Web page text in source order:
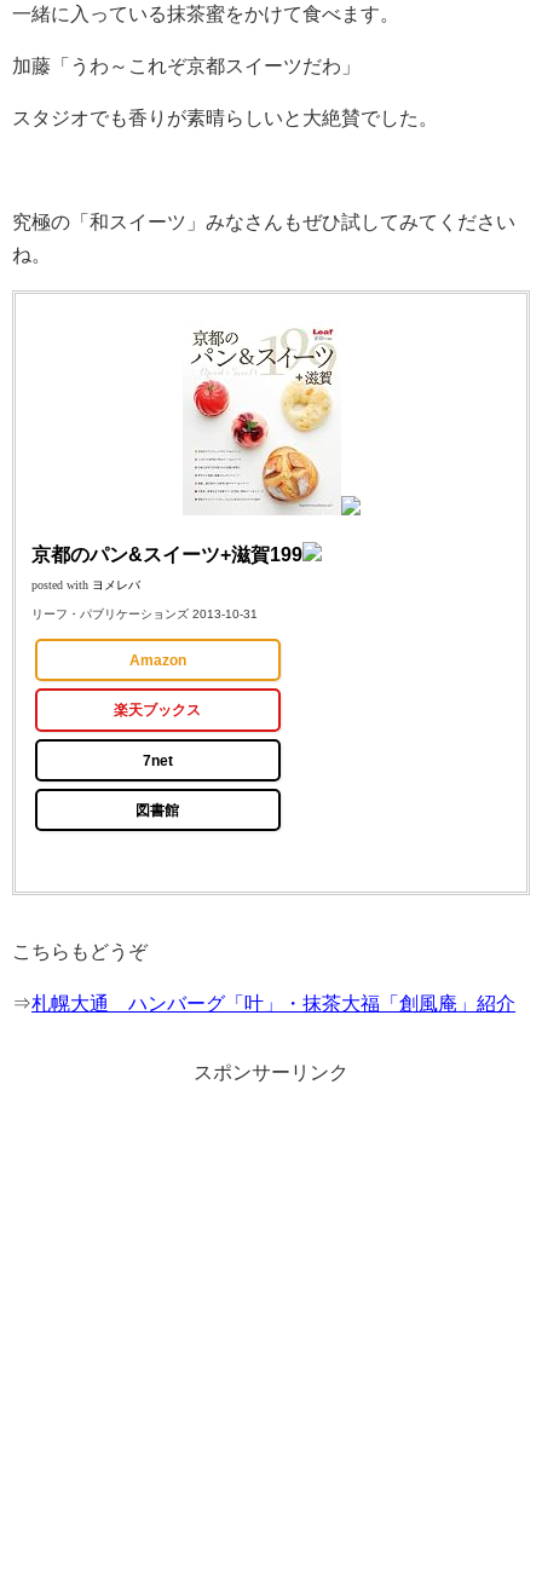
一緒に入っている抹茶蜜をかけて食べます。
加藤「うわ～これぞ京都スイーツだわ」
スタジオでも香りが素晴らしいと大絶賛でした。
究極の「和スイーツ」みなさんもぜひ試してみてください
ね。
京都のパン&スイーツ+滋賀199
posted with ヨメレバ
リーフ・パブリケーションズ 2013-10-31
Amazon
楽天ブックス
7net
図書館
こちらもどうぞ
⇒札幌大通 ハンバーグ「叶」・抹茶大福「創風庵」紹介
スポンサーリンク